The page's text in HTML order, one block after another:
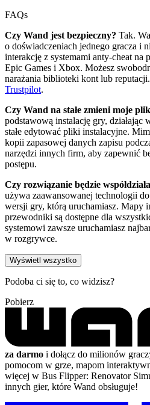
FAQs
Czy Wand jest bezpieczny? Tak.
o doświadczeniach jednego gracza i
interakcję z systemami anty-cheat na
Epic Games i Xbox. Możesz
narażania biblioteki kont lub
Trustpilot.
Czy Wand na stałe zmieni moje
podstawową instalację gry, działając
stałe edytować pliki instalacyjne.
kopii zapasowej danych zapisu
narzędzi innych firm, aby zapewnić
postępu.
Czy rozwiązanie będzie
używa zaawansowanej technologii
wersji gry, którą uruchamiasz. Mapy
przewodniki są dostępne dla
systemowi zawsze uruchamiasz
w rozgrywce.
Wyświetl wszystko
Podoba ci się to, co widzisz?
Pobierz
za darmo i dołącz do milionów
pomocom w grze, mapom
więcej w Bus Flipper: Renovator
innych gier, które Wand obsługuje!